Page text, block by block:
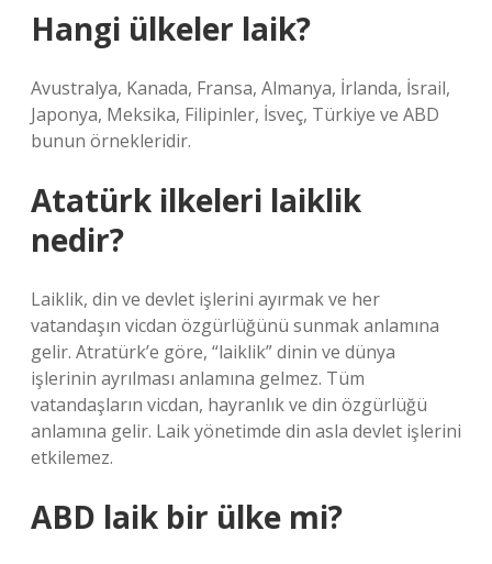
Hangi ülkeler laik?
Avustralya, Kanada, Fransa, Almanya, İrlanda, İsrail,
Japonya, Meksika, Filipinler, İsveç, Türkiye ve ABD
bunun örnekleridir.
Atatürk ilkeleri laiklik
nedir?
Laiklik, din ve devlet işlerini ayırmak ve her
vatandaşın vicdan özgürlüğünü sunmak anlamına
gelir. Atratürk’e göre, “laiklik” dinin ve dünya
işlerinin ayrılması anlamına gelmez. Tüm
vatandaşların vicdan, hayranlık ve din özgürlüğü
anlamına gelir. Laik yönetimde din asla devlet işlerini
etkilemez.
ABD laik bir ülke mi?